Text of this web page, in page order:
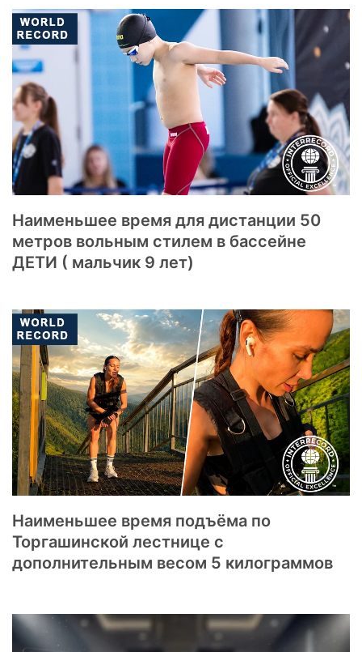
Наименьшее время для дистанции 50
метров вольным стилем в бассейне
ДЕТИ ( мальчик 9 лет)
Наименьшее время подъёма по
Торгашинской лестнице с
дополнительным весом 5 килограммов